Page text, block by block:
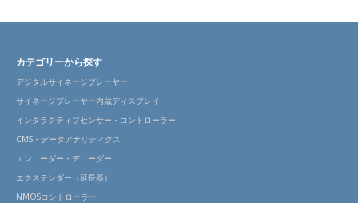
カテゴリーから探す
デジタルサイネージプレーヤー
サイネージプレーヤー内蔵ディスプレイ
インタラクティブセンサー・コントローラー
CMS・データアナリティクス
エンコーダー・デコーダー
エクステンダー（延長器）
NMOSコントローラー